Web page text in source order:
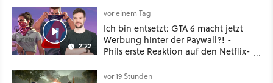
2:22
vor einem Tag
Ich bin entsetzt: GTA 6 macht jetzt
Werbung hinter der Paywall?! -
Phils erste Reaktion auf den Netflix-
vor 19 Stunden